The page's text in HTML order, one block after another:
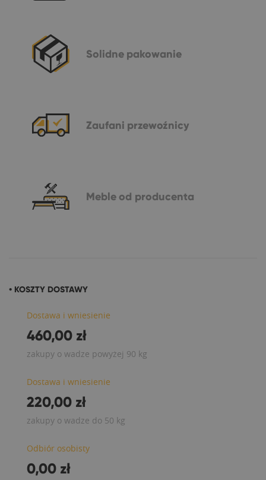
Solidne pakowanie
Zaufani przewoźnicy
Meble od producenta
• KOSZTY DOSTAWY
Dostawa i wniesienie
460,00 zł
zakupy o wadze powyżej 90 kg
Dostawa i wniesienie
220,00 zł
zakupy o wadze do 50 kg
Odbiór osobisty
0,00 zł